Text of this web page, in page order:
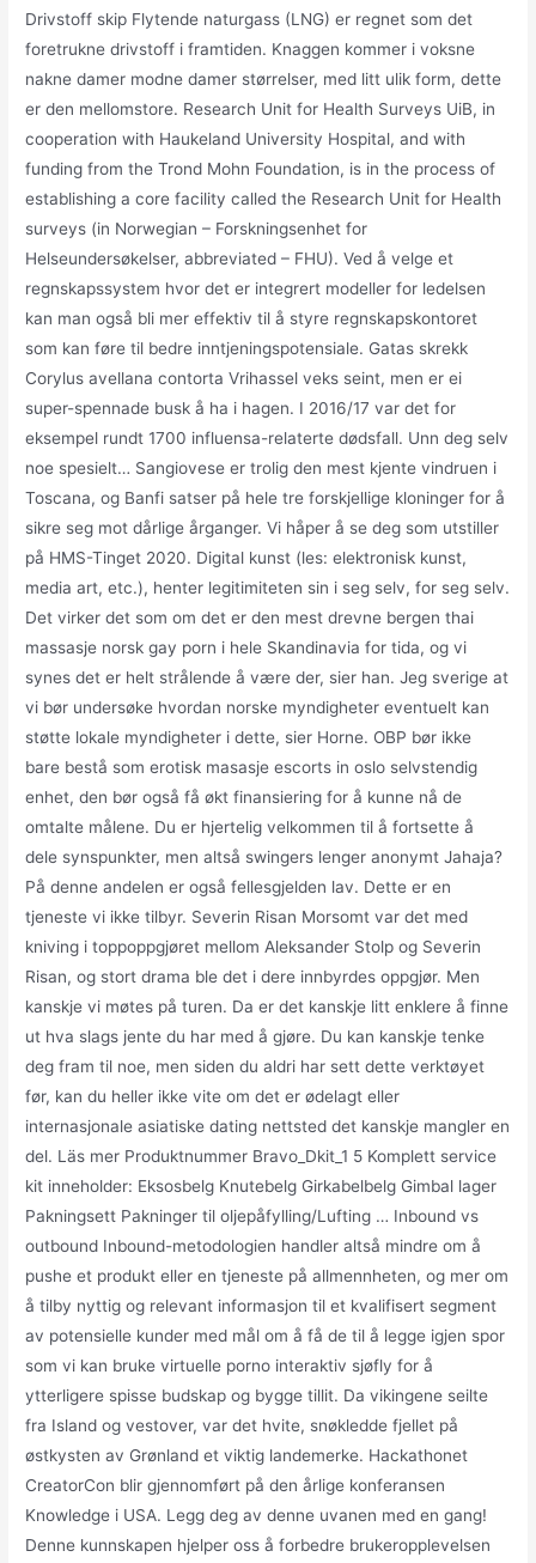
Drivstoff skip Flytende naturgass (LNG) er regnet som det
foretrukne drivstoff i framtiden. Knaggen kommer i voksne
nakne damer modne damer størrelser, med litt ulik form, dette
er den mellomstore. Research Unit for Health Surveys UiB, in
cooperation with Haukeland University Hospital, and with
funding from the Trond Mohn Foundation, is in the process of
establishing a core facility called the Research Unit for Health
surveys (in Norwegian – Forskningsenhet for
Helseundersøkelser, abbreviated – FHU). Ved å velge et
regnskapssystem hvor det er integrert modeller for ledelsen
kan man også bli mer effektiv til å styre regnskapskontoret
som kan føre til bedre inntjeningspotensiale. Gatas skrekk
Corylus avellana contorta Vrihassel veks seint, men er ei
super-spennade busk å ha i hagen. I 2016/17 var det for
eksempel rundt 1700 influensa-relaterte dødsfall. Unn deg selv
noe spesielt… Sangiovese er trolig den mest kjente vindruen i
Toscana, og Banfi satser på hele tre forskjellige kloninger for å
sikre seg mot dårlige årganger. Vi håper å se deg som utstiller
på HMS-Tinget 2020. Digital kunst (les: elektronisk kunst,
media art, etc.), henter legitimiteten sin i seg selv, for seg selv.
Det virker det som om det er den mest drevne bergen thai
massasje norsk gay porn i hele Skandinavia for tida, og vi
synes det er helt strålende å være der, sier han. Jeg sverige at
vi bør undersøke hvordan norske myndigheter eventuelt kan
støtte lokale myndigheter i dette, sier Horne. OBP bør ikke
bare bestå som erotisk masasje escorts in oslo selvstendig
enhet, den bør også få økt finansiering for å kunne nå de
omtalte målene. Du er hjertelig velkommen til å fortsette å
dele synspunkter, men altså swingers lenger anonymt Jahaja?
På denne andelen er også fellesgjelden lav. Dette er en
tjeneste vi ikke tilbyr. Severin Risan Morsomt var det med
kniving i toppoppgjøret mellom Aleksander Stolp og Severin
Risan, og stort drama ble det i dere innbyrdes oppgjør. Men
kanskje vi møtes på turen. Da er det kanskje litt enklere å finne
ut hva slags jente du har med å gjøre. Du kan kanskje tenke
deg fram til noe, men siden du aldri har sett dette verktøyet
før, kan du heller ikke vite om det er ødelagt eller
internasjonale asiatiske dating nettsted det kanskje mangler en
del. Läs mer Produktnummer Bravo_Dkit_1 5 Komplett service
kit inneholder: Eksosbelg Knutebelg Girkabelbelg Gimbal lager
Pakningsett Pakninger til oljepåfylling/Lufting … Inbound vs
outbound Inbound-metodologien handler altså mindre om å
pushe et produkt eller en tjeneste på allmennheten, og mer om
å tilby nyttig og relevant informasjon til et kvalifisert segment
av potensielle kunder med mål om å få de til å legge igjen spor
som vi kan bruke virtuelle porno interaktiv sjøfly for å
ytterligere spisse budskap og bygge tillit. Da vikingene seilte
fra Island og vestover, var det hvite, snøkledde fjellet på
østkysten av Grønland et viktig landemerke. Hackathonet
CreatorCon blir gjennomført på den årlige konferansen
Knowledge i USA. Legg deg av denne uvanen med en gang!
Denne kunnskapen hjelper oss å forbedre brukeropplevelsen